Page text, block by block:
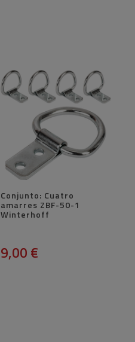
Conjunto: Cuatro
amarres ZBF-50-1
Winterhoff
9,00 €